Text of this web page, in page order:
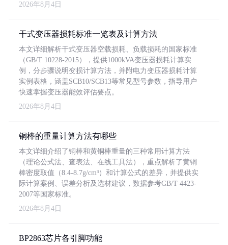
2026年8月4日
干式变压器损耗标准一览表及计算方法
本文详细解析干式变压器空载损耗、负载损耗的国家标准
（GB/T 10228-2015），提供1000kVA变压器损耗计算实
例，分步骤说明变损计算方法，并附电力变压器损耗计算
实例表格，涵盖SCB10/SCB13等常见型号参数，指导用户
快速掌握变压器能效评估要点。
2026年8月4日
铜棒的重量计算方法有哪些
本文详细介绍了铜棒和黄铜棒重量的三种常用计算方法
（理论公式法、查表法、在线工具法），重点解析了黄铜
棒密度取值（8.4-8.7g/cm³）和计算公式的差异，并提供实
际计算案例、误差分析及选材建议，数据参考GB/T 4423-
2007等国家标准。
2026年8月4日
BP2863芯片各引脚功能